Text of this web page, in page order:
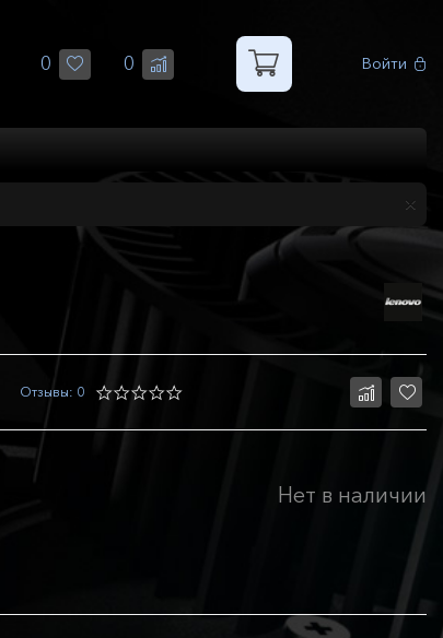
0 0 Войти
Отзывы: 0
Нет в наличии